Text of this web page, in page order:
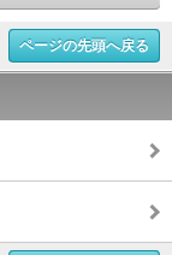
ページの先頭へ戻る